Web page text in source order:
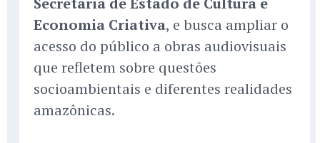
Economia Criativa, e busca ampliar o
acesso do público a obras audiovisuais
que refletem sobre questões
socioambientais e diferentes realidades
amazônicas.